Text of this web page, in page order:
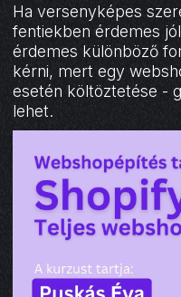
Ha versenyképes
fentiekben érdemes
érdemes különböző
kérni, mert egy
esetén költöztetése -
lehet.